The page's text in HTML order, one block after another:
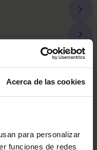
Acerca de las cookies
para personalizar
funciones de redes
Siguiente
pagina